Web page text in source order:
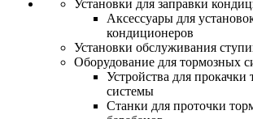
Установки для заправки
Аксессуары для
кондиционеров
Установки обслуживания
Оборудование для тормозных
Устройства для прокачки
системы
Станки для проточки